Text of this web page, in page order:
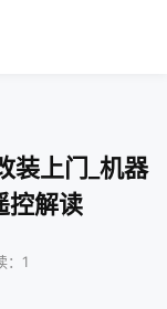
装上门_机器
控解读
：1